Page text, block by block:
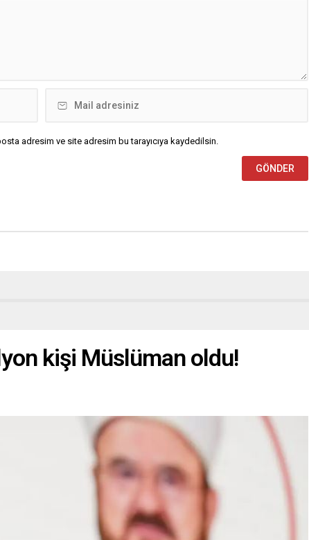
adresim ve site adresim bu tarayıcıya kaydedilsin.
kişi Müslüman oldu!